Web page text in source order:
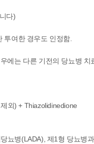
다)
여한 경우도 인정함.
는 다른 기전의 당뇨병
외) + Thiazolidinedione
병(LADA), 제1형 당뇨병